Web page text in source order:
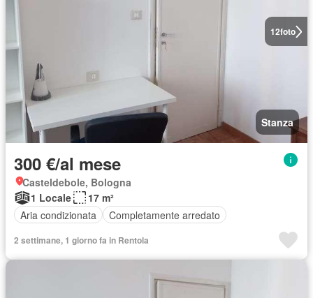
12foto
Stanza
300 €/al mese
Casteldebole, Bologna
1 Locale
17 m²
Aria condizionata
Completamente arredato
2 settimane, 1 giorno fa in Rentola